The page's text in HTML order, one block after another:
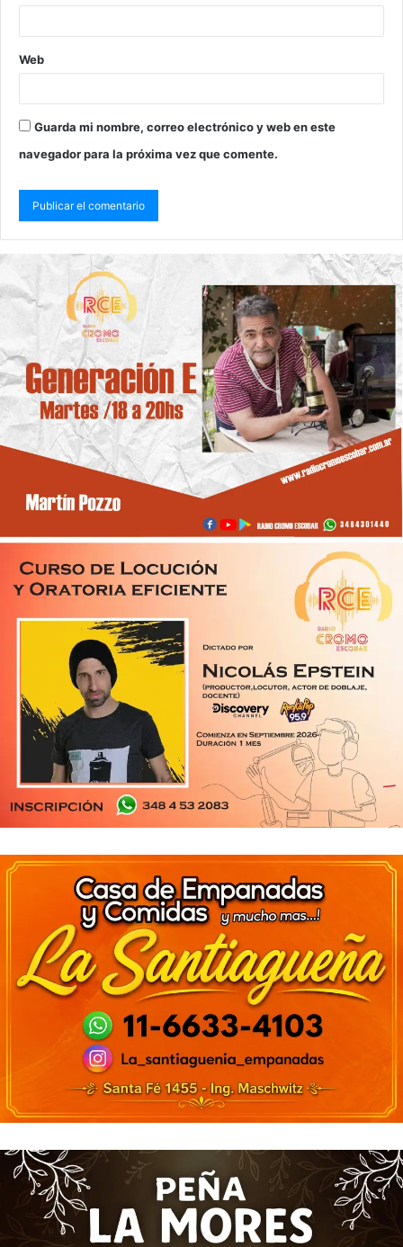
Web
Guarda mi nombre, correo electrónico y web en este
navegador para la próxima vez que comente.